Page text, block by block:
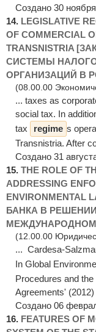
Создано 30
14. LEGISLATIVE
OF COMMERCIAL
TRANSNISTRIA
СИСТЕМЫ
ОРГАНИЗАЦИЙ В
(08.00.00
... taxes as
social tax. In
tax
regime s
Transnistria. After
Создано 31
15. THE ROLE OF
ADDRESSING
БАНКА В
(12.00.00
... Cardesa-
In Global
Procedures аnd
Agreements'
Создано 06
16. FEATURES OF